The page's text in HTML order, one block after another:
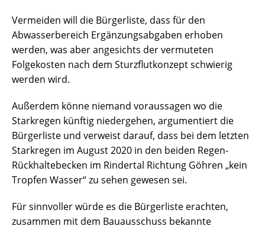
Vermeiden will die Bürgerliste, dass für den
Abwasserbereich Ergänzungsabgaben erhoben
werden, was aber angesichts der vermuteten
Folgekosten nach dem Sturzflutkonzept schwierig
werden wird.
Außerdem könne niemand voraussagen wo die
Starkregen künftig niedergehen, argumentiert die
Bürgerliste und verweist darauf, dass bei dem letzten
Starkregen im August 2020 in den beiden Regen-
Rückhaltebecken im Rindertal Richtung Göhren „kein
Tropfen Wasser“ zu sehen gewesen sei.
Für sinnvoller würde es die Bürgerliste erachten,
zusammen mit dem Bauausschuss bekannte